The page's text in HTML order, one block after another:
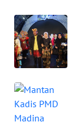
KRT
NEWS
KARING
JURNAL
MARITIM